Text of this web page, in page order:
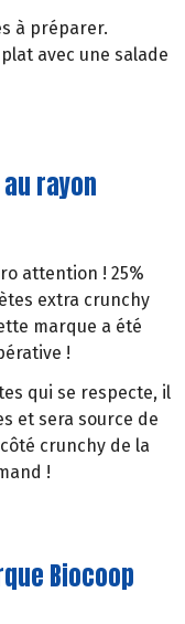
à préparer.
avec une salade
rayon
attention ! 25%
extra crunchy
marque a été
!
qui se respecte, il
et sera source de
crunchy de la
!
Biocoop